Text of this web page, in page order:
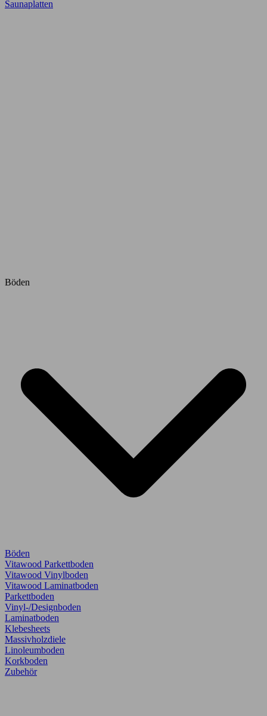
Saunaplatten
Böden
Böden
Vitawood Parkettboden
Vitawood Vinylboden
Vitawood Laminatboden
Parkettboden
Vinyl-/Designboden
Laminatboden
Klebesheets
Massivholzdiele
Linoleumboden
Korkboden
Zubehör